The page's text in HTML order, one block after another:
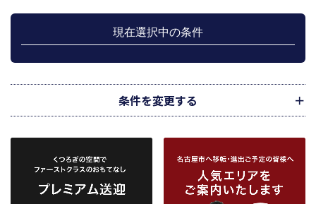
上記、1.から 5.の業務に付随する、お客様にとって有用と思われる当社及び提
携先のご案内や商品の発送、関連するアフターサービス、また、管理において
のメンテナンス等の業務に関するお知らせ等に利用します。
介の依頼者に提供することがあります。
下記３記載の第三者に提供します。
物件の申込者様・購入者様管理もしくは媒介の委託を受けた不動産の所有者そ
の他権利者様から受領した申込書、契約書等に記載された個人情報、その他適
正な手段で入手した個人情報を有しています。
お客様との契約の履行、賃貸取引にあっては契約管理、売買取引にあっては契
現在選択中の条件
条件を変更する
市区町村 地図
から検索